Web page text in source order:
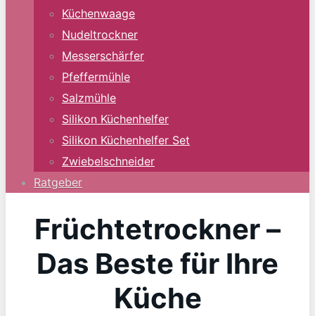
Küchenwaage
Nudeltrockner
Messerschärfer
Pfeffermühle
Salzmühle
Silikon Küchenhelfer
Silikon Küchenhelfer Set
Zwiebelschneider
Ratgeber
Früchtetrockner –
Das Beste für Ihre
Küche